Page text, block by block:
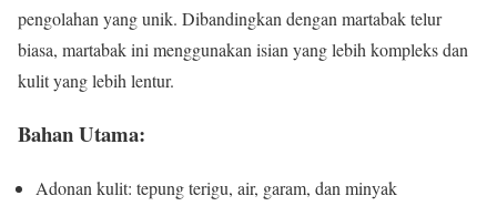
pengolahan yang unik. Dibandingkan dengan martabak telur
biasa, martabak ini menggunakan isian yang lebih kompleks dan
kulit yang lebih lentur.
Bahan Utama:
Adonan kulit: tepung terigu, air, garam, dan minyak